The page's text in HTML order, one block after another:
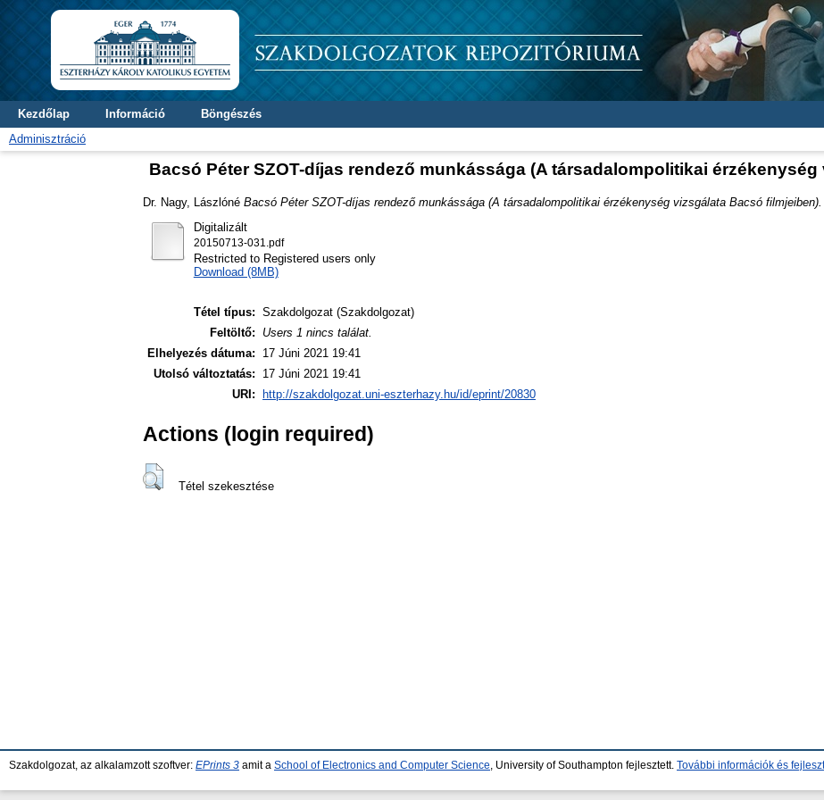
Kezdőlap Információ
Böngészés
Adminisztráció
Bacsó Péter SZOT-díjas rendező munkássága (A társadalompolitikai
Dr. Nagy, Lászlóné Bacsó Péter SZOT-díjas rendező munkássága (A társadalompolitikai érzékenység vizsgálata Bacsó filmjeiben).
Digitalizált
20150713-031.pdf
Restricted to Registered users only
Download (8MB)
Tétel típus: Szakdolgozat (Szakdolgozat)
Feltöltő:
Users 1 nincs találat.
Elhelyezés dátuma:
17 Júni 2021 19:41
Utolsó változtatás:
17 Júni 2021 19:41
URI:
http://szakdolgozat.uni-eszterhazy.hu/id/eprint/20830
Actions (login required)
Tétel szekesztése
Szakdolgozat, az alkalamzott szoftver: EPrints 3 amit a School of Electronics and Computer Science , University of Southampton fejlesztett. További információk és